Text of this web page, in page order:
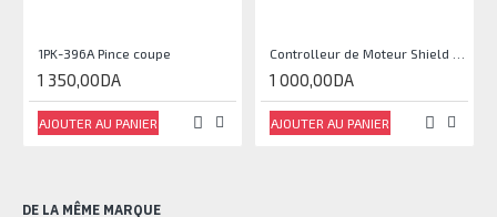
1PK-396A Pince coupe
1 350,00DA
AJOUTER AU PANIER
1 000,00DA
AJOUTER AU PANIER
DE LA MÊME MARQUE